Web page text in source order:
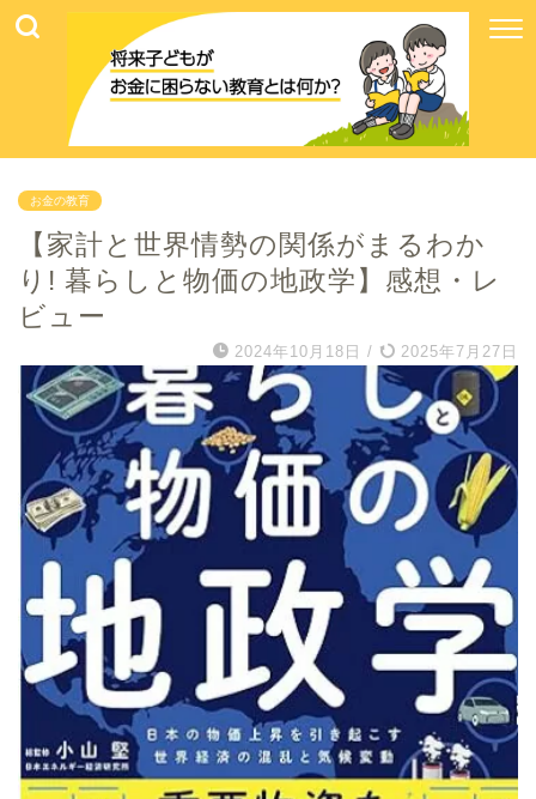
お金の教育
【家計と世界情勢の関係がまるわか
り! 暮らしと物価の地政学】感想・レ
ビュー
2024年10月18日 / 2025年7月27日